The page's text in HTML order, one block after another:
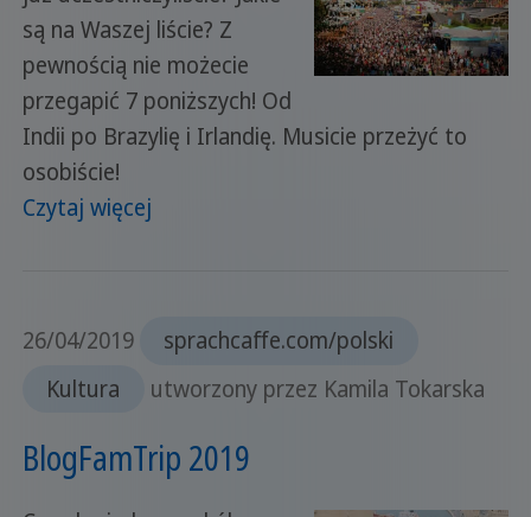
są na Waszej liście? Z
pewnością nie możecie
przegapić 7 poniższych! Od
Indii po Brazylię i Irlandię. Musicie przeżyć to
osobiście!
Czytaj więcej
26/04/2019
sprachcaffe.com/polski
Kultura
utworzony przez Kamila Tokarska
BlogFamTrip 2019